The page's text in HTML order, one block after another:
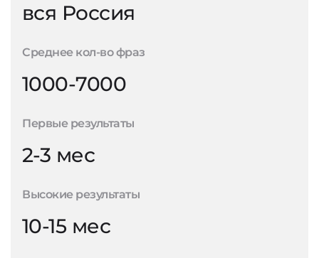
вся Россия
Среднее кол-во фраз
1000-7000
Первые результаты
2-3 мес
Высокие результаты
10-15 мес